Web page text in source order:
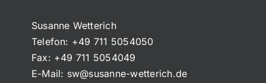
Susanne Wetterich
Telefon: +49 711 5054050
Fax: +49 711 5054049
E-Mail: sw@susanne-wetterich.de